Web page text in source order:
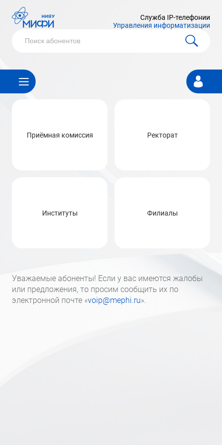
Служба IP-телефонии
Управления информатизации
Личный
кабинет
Приёмная комиссия Ректорат
Институты Филиалы
Уважаемые абоненты! Если у вас имеются жалобы
или предложения, то просим сообщить их по
электронной почте «voip@mephi.ru».